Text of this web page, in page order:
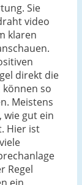
Sie
video
klaren
direkt die
so
Meistens
wie gut ein
Hier ist
Regel